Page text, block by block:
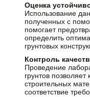
Оценка
Использование
полученных с
помогает
определить
грунтовых
Контроль
Проведение
грунтов позволяет
строительных
соответствие